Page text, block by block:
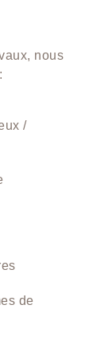
nous
/
de